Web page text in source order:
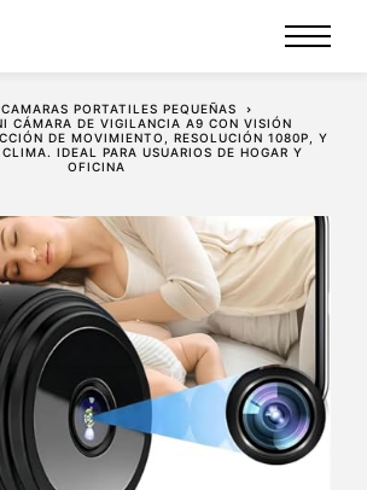
CAMARAS PORTATILES PEQUEÑAS
CÁMARA DE VIGILANCIA A9 CON VISIÓN
DE MOVIMIENTO, RESOLUCIÓN 1080P, Y
IDEAL PARA USUARIOS DE HOGAR Y
OFICINA